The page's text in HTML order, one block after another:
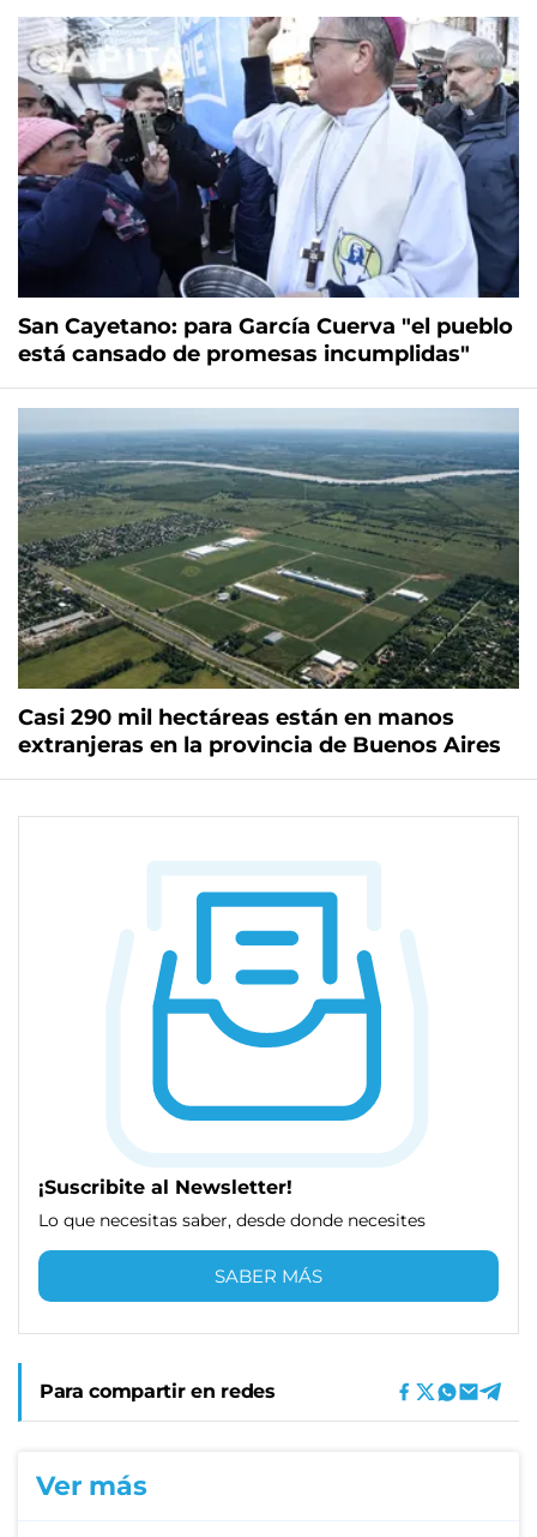
San Cayetano: para García Cuerva "el pueblo
está cansado de promesas incumplidas"
Casi 290 mil hectáreas están en manos
extranjeras en la provincia de Buenos Aires
¡Suscribite al Newsletter!
Lo que necesitas saber, desde donde necesites
SABER MÁS
Para compartir en redes
Ver más